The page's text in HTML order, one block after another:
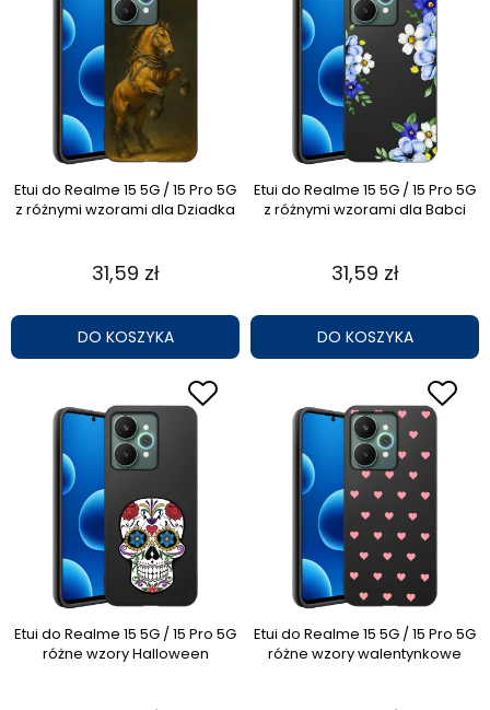
Etui do Realme 15 5G / 15 Pro 5G
z różnymi wzorami dla Dziadka
31,59 zł
DO KOSZYKA
Etui do Realme 15 5G / 15 Pro 5G
z różnymi wzorami dla Babci
31,59 zł
DO KOSZYKA
Etui do Realme 15 5G / 15 Pro 5G
różne wzory Halloween
Etui do Realme 15 5G / 15 Pro 5G
różne wzory walentynkowe